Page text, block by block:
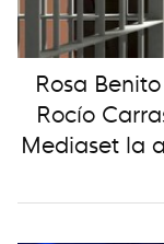
Rosa
Rocío
Mediaset la